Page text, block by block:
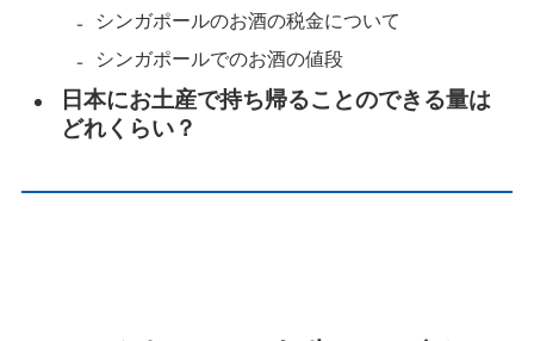
シンガポールのお酒の税金について
シンガポールでのお酒の値段
日本にお土産で持ち帰ることのできる量は
どれくらい？